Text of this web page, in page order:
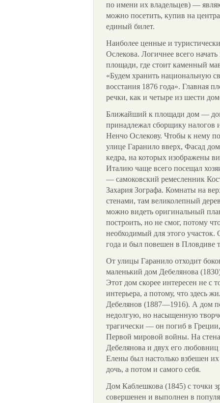
по имени их владельцев) —
можно посетить, купив на
единый билет.
Наиболее ценные и
Ослекова. Логичнее всего
площади, где стоит каменный
«Будем хранить национальную
восстания 1876 года». Главная
речки, как и четыре из шести
Ближайший к площади дом —
принадлежал сборщику налогов
Ненчо Ослекову. Чтобы к нему
улице Гаранило вверх, Фасад
кедра, на которых изображены
Италию чаще всего посещал
— самоковский ремесленник
Захария Зографа. Комнаты на
стенами, там великолепный
можно видеть оригинальный
построить, но не смог, потому
необходимый для этого участок.
года и был повешен в Пловдиве
От улицы Гаранило отходит
маленький дом Дебелянова
Этот дом скорее интересен не с
интерьера, а потому, что здесь
Дебелянов (1887—1916). А дом
недолгую, но насыщенную
трагически — он погиб в
Первой мировой войны. На
Дебелянова и двух его
Елены был настолько взбешен
дочь, а потом и самого себя.
Дом Каблешкова (1845) с точки
совершенен и выполнен в